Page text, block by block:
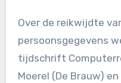
Over de reikwijdte van de Wet bescherming
persoonsgegevens
tijdschrift
Moerel (De Brauw)